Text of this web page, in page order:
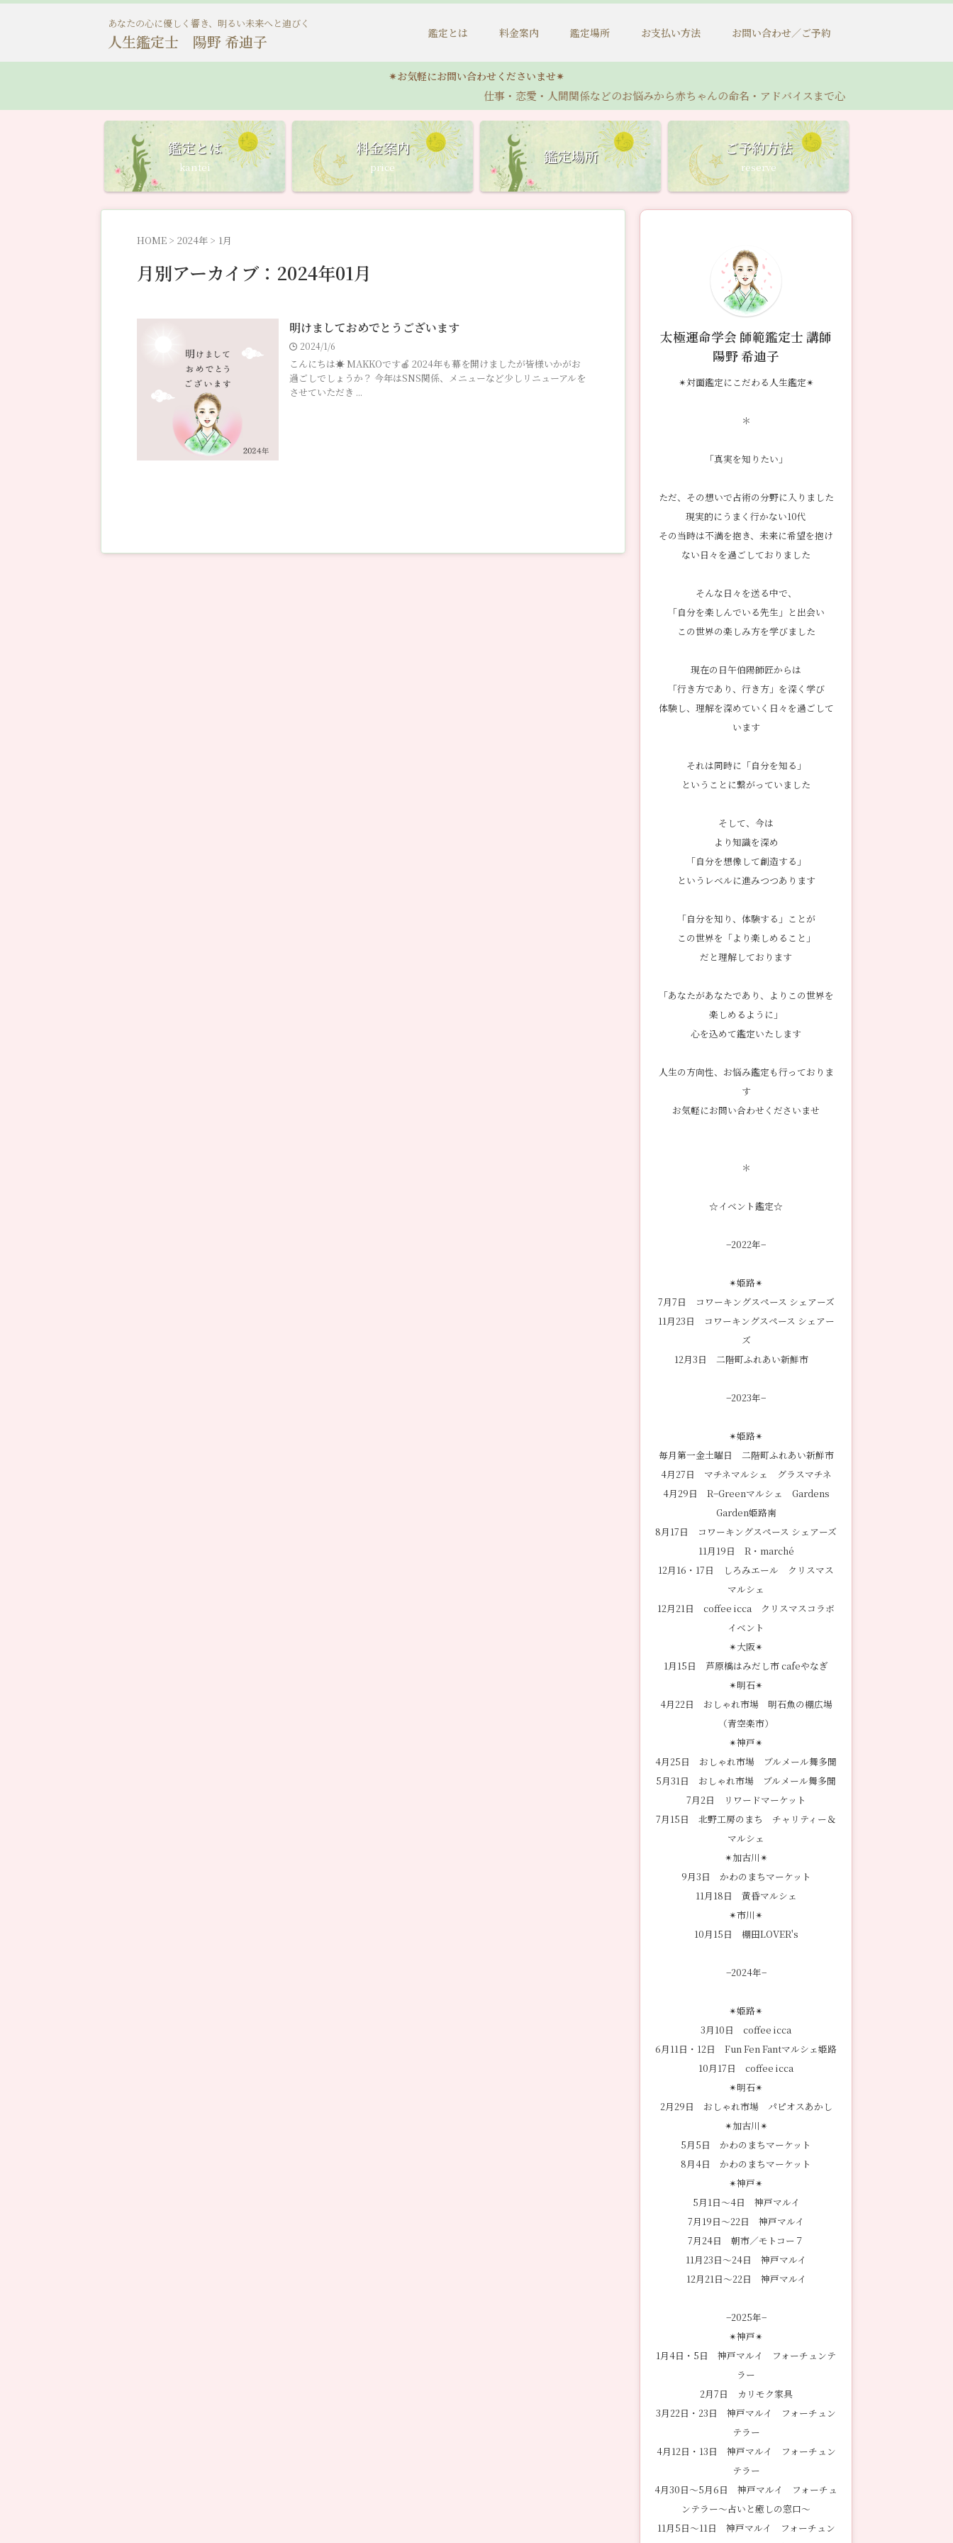
あなたの心に優しく響き、明るい未来へと迪びく
人生鑑定士 陽野 希迪子 鑑定とは 料金案内 鑑定場所 お支払い方法 お問い合わせ／ご予約
✴︎お気軽にお問い合わせくださいませ✴︎
仕事・恋愛・人間関係などのお悩みから赤ちゃんの命名・アドバイスまで心を込めて鑑定いたします
鑑定とは
kantei
料金案内
price
鑑定場所 ご予約方法
reserve
HOME > 2024年 > 1月
月別アーカイブ：2024年01月
明けましておめでとうございます
2024/1/6
こんにちは☀️ MAKKOです🍎 2024年も幕を開けましたが皆様いかがお
過ごしでしょうか？ 今年はSNS関係、メニューなど少しリニューアルを
させていただき ...
太極運命学会 師範鑑定士 講師
陽野 希迪子
✴︎対面鑑定にこだわる人生鑑定✴︎
＊
「真実を知りたい」
ただ、その想いで占術の分野に入りました
現実的にうまく行かない10代
その当時は不満を抱き、未来に希望を抱け
ない日々を過ごしておりました
そんな日々を送る中で、
「自分を楽しんでいる先生」と出会い
この世界の楽しみ方を学びました
現在の日午伯陽師匠からは
「行き方であり、行き方」を深く学び
体験し、理解を深めていく日々を過ごして
います
それは同時に「自分を知る」
ということに繋がっていました
そして、今は
より知識を深め
「自分を想像して創造する」
というレベルに進みつつあります
「自分を知り、体験する」ことが
この世界を「より楽しめること」
だと理解しております
「あなたがあなたであり、よりこの世界を
楽しめるように」
心を込めて鑑定いたします
人生の方向性、お悩み鑑定も行っておりま
す
お気軽にお問い合わせくださいませ
＊
☆イベント鑑定☆
−2022年−
✴︎姫路✴︎
7月7日 コワーキングスペース シェアーズ
11月23日 コワーキングスペース シェアー
ズ
12月3日 二階町ふれあい新鮮市
−2023年−
✴︎姫路✴︎
毎月第一金土曜日 二階町ふれあい新鮮市
4月27日 マチネマルシェ グラスマチネ
4月29日 R−Greenマルシェ Gardens
Garden姫路南
8月17日 コワーキングスペース シェアーズ
11月19日 R・marché
12月16・17日 しろみエール クリスマス
マルシェ
12月21日 coffee icca クリスマスコラボ
イベント
✴︎大阪✴︎
1月15日 芦原橋はみだし市 cafeやなぎ
✴︎明石✴︎
4月22日 おしゃれ市場 明石魚の棚広場
（青空楽市）
✴︎神戸✴︎
4月25日 おしゃれ市場 ブルメール舞多聞
5月31日 おしゃれ市場 ブルメール舞多聞
7月2日 リワードマーケット
7月15日 北野工房のまち チャリティー＆
マルシェ
✴︎加古川✴︎
9月3日 かわのまちマーケット
11月18日 黄昏マルシェ
✴︎市川✴︎
10月15日 棚田LOVER's
−2024年−
✴︎姫路✴︎
3月10日 coffee icca
6月11日・12日 Fun Fen Fantマルシェ姫路
10月17日 coffee icca
✴︎明石✴︎
2月29日 おしゃれ市場 パピオスあかし
✴︎加古川✴︎
5月5日 かわのまちマーケット
8月4日 かわのまちマーケット
✴︎神戸✴︎
5月1日〜4日 神戸マルイ
7月19日〜22日 神戸マルイ
7月24日 朝市／モトコー７
11月23日〜24日 神戸マルイ
12月21日〜22日 神戸マルイ
−2025年−
✴︎神戸✴︎
1月4日・5日 神戸マルイ フォーチュンテ
ラー
2月7日 カリモク家具
3月22日・23日 神戸マルイ フォーチュン
テラー
4月12日・13日 神戸マルイ フォーチュン
テラー
4月30日〜5月6日 神戸マルイ フォーチュ
ンテラー〜占いと癒しの窓口〜
11月5日〜11日 神戸マルイ フォーチュン